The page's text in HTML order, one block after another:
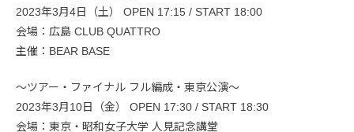
2023年3月4日（土） OPEN 17:15 / START 18:00
会場：広島 CLUB QUATTRO
主催：BEAR BASE
〜ツアー・ファイナル フル編成・東京公演〜
2023年3月10日（金） OPEN 17:30 / START 18:30
会場：東京・昭和女子大学 人見記念講堂